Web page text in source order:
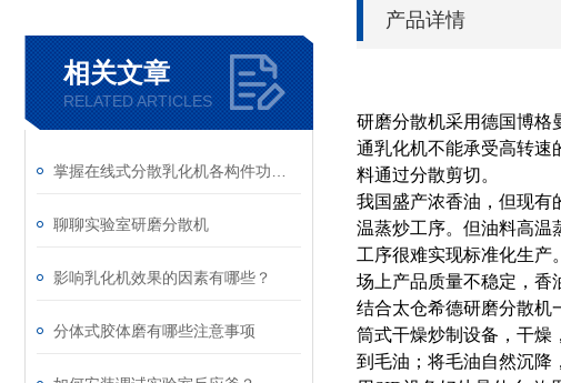
相关文章
RELATED ARTICLES
聊聊实验室研磨分散机
影响乳化机效果的因素有哪些？
分体式胶体磨有哪些注意事项
产品详情
研磨分散机采用德国博格
通乳化机不能承受高转速
料通过分散剪切。
我国盛产浓香油，但现有
温蒸炒工序。但油料高温
工序很难实现标准化生产
场上产品质量不稳定，香
结合太仓希德研磨分散机
筒式干燥炒制设备，干燥
到毛油；将毛油自然沉降